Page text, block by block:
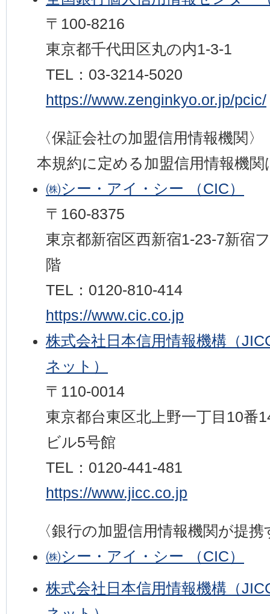
〒100-8216
東京都千代田区丸の内1-3-1
TEL：03-3214-5020
https://www.zenginkyo.or.jp/pcic/
〈保証会社の加盟信用情報機関〉
本規約に定める加盟信用情報機
㈱シー・アイ・シー （CIC）
〒160-8375
東京都新宿区西新宿1-23-7新宿
階
TEL：0120-810-414
https://www.cic.co.jp
株式会社日本信用情報機構（
ネット）
〒110-0014
東京都台東区北上野一丁目10
ビル5号館
TEL：0120-441-481
https://www.jicc.co.jp
〈銀行の加盟信用情報機関が提
㈱シー・アイ・シー （CIC）
株式会社日本信用情報機構（